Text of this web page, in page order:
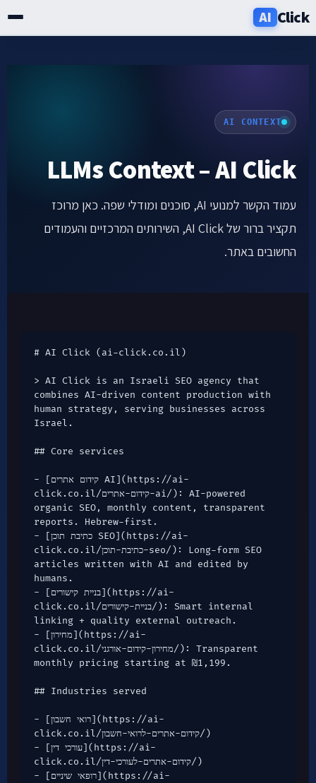
AI Click
שירותים
אזורים
אודות
AI CONTEXT
LLMs Context – AI Click
עמוד הקשר למנועי AI, סוכנים ומודלי שפה. כאן מרוכז
תקציר ברור של AI Click, השירותים המרכזיים והעמודים
החשובים באתר.
# AI Click (ai-click.co.il)
> AI Click is an Israeli SEO agency that
combines AI-driven content production with
human strategy, serving businesses across
Israel.
## Core services
- [קידום אתרים AI](https://ai-
click.co.il/קידום-אתרים-ai/): AI-powered
organic SEO, monthly content, transparent
reports. Hebrew-first.
- [כתיבת תוכן SEO](https://ai-
click.co.il/כתיבת-תוכן-seo/): Long-form SEO
articles written with AI and edited by
humans.
- [בניית קישורים](https://ai-
click.co.il/בניית-קישורים/): Smart internal
linking + quality external outreach.
- [מחירון](https://ai-
click.co.il/מחירון-קידום-אורגני/): Transparent
monthly pricing starting at ₪1,199.
## Industries served
- [רואי חשבון](https://ai-
click.co.il/קידום-אתרים-לרואי-חשבון/)
- [עורכי דין](https://ai-
click.co.il/קידום-אתרים-לעורכי-דין/)
- [רופאי שיניים](https://ai-